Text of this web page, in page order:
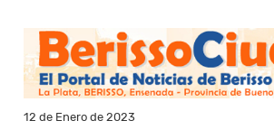
12 de Enero de 2023